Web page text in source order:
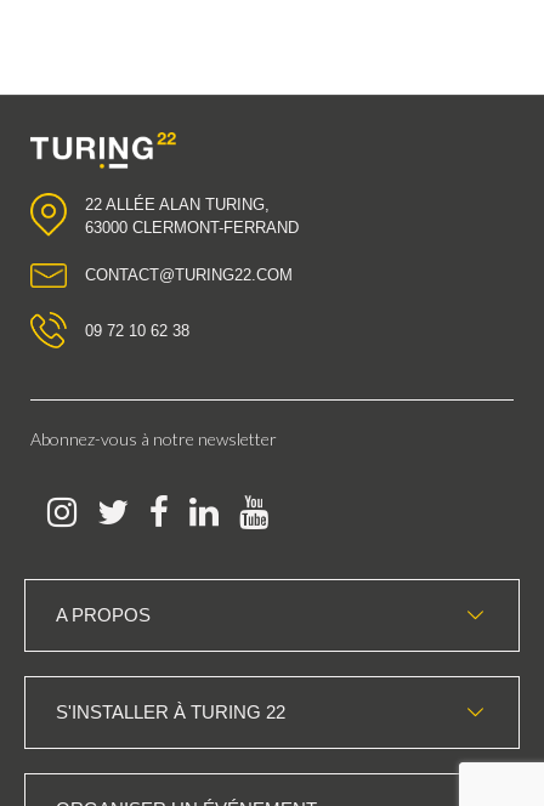
22 ALLÉE ALAN TURING,
63000 CLERMONT-FERRAND
CONTACT@TURING22.COM
09 72 10 62 38
Abonnez-vous à notre newsletter
A PROPOS
S'INSTALLER À TURING 22